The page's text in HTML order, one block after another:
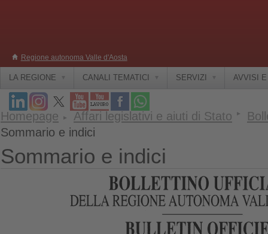
Regione autonoma Valle d'Aosta
LA REGIONE CANALI TEMATICI SERVIZI AVVISI
Homepage Affari legislativi e aiuti di Stato
Sommario e indici
Sommario e indici